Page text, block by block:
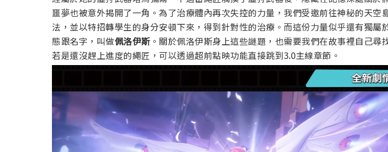
噩夢也被意外揭開了一角。 為了治療體內再次失控的力量，我們受邀前往神秘的天空
法，並以特招轉學生的身分安頓下來，得到針對性的治療。而這份力量似乎還有獨屬
態跟名字，叫做佩洛伊斯。關於佩洛伊斯身上這些謎題，也需要我們在故事裡自己尋
若是還沒趕上進度的繩匠，可以透過超前點映功能直接跳到3.0主線章節。